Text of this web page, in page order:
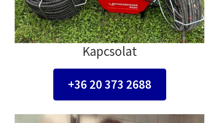
Kapcsolat
+36 20 373 2688